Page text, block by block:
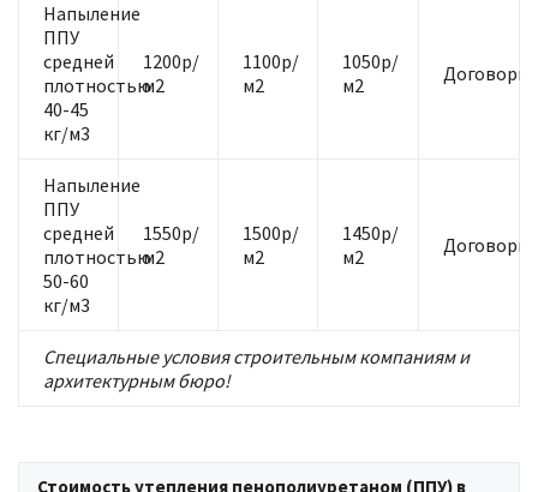
Напыление
ППУ
средней
плотностью
40-45
кг/м3
1200р/
м2
1100р/
м2
1050р/
м2
Напыление
ППУ
средней
плотностью
50-60
кг/м3
1550р/
м2
1500р/
м2
1450р/
м2
Специальные условия строительным компаниям и
архитектурным бюро!
Стоимость утепления пенополиуретаном (ППУ) в